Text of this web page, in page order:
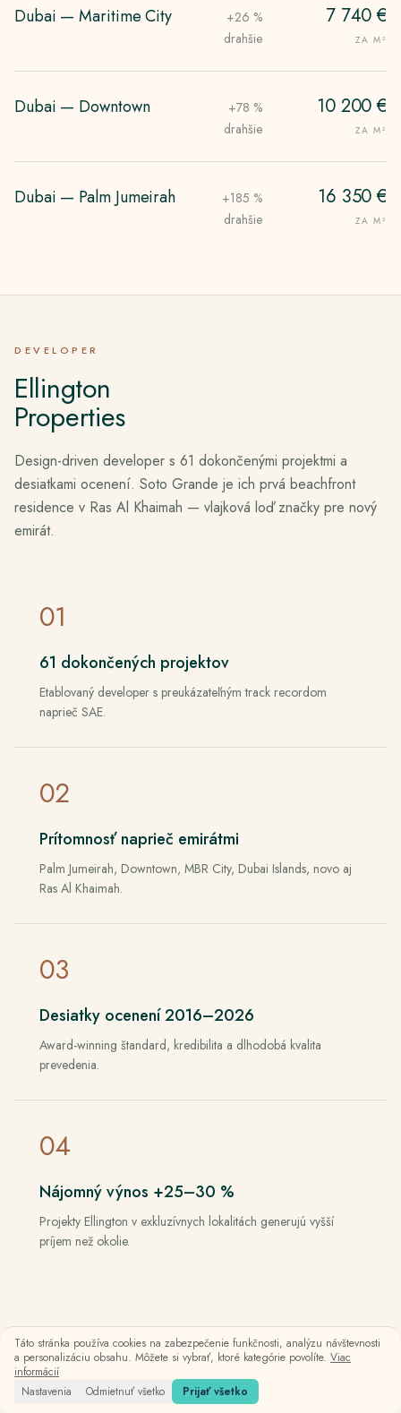
Táto stránka používa cookies na zabezpečenie funkčnosti, analýzu návštevnosti
a personalizáciu obsahu. Môžete si vybrať, ktoré kategórie povolíte. Viac
informácií
Nastavenia
Odmietnuť všetko Prijať všetko
Dubai — Maritime City
+26 %
drahšie
7 740 €
ZA M²
Dubai — Downtown
+78 %
drahšie
10 200 €
ZA M²
Dubai — Palm Jumeirah
+185 %
drahšie
16 350 €
ZA M²
DEVELOPER
Ellington
Properties
Design-driven developer s 61 dokončenými projektmi a
desiatkami ocenení. Soto Grande je ich prvá beachfront
residence v Ras Al Khaimah — vlajková loď značky pre nový
emirát.
01
61 dokončených projektov
Etablovaný developer s preukázateľným track recordom
naprieč SAE.
02
Prítomnosť naprieč emirátmi
Palm Jumeirah, Downtown, MBR City, Dubai Islands, novo aj
Ras Al Khaimah.
03
Desiatky ocenení 2016–2026
Award-winning štandard, kredibilita a dlhodobá kvalita
prevedenia.
04
Nájomný výnos +25–30 %
Projekty Ellington v exkluzívnych lokalitách generujú vyšší
príjem než okolie.